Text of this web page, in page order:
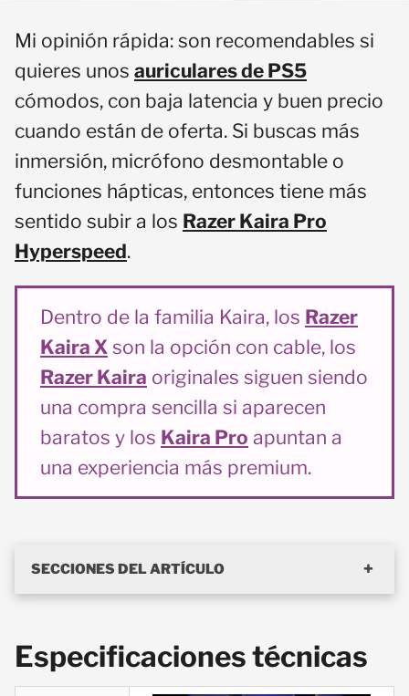
Mi opinión rápida: son recomendables si
quieres unos auriculares de PS5
cómodos, con baja latencia y buen precio
cuando están de oferta. Si buscas más
inmersión, micrófono desmontable o
funciones hápticas, entonces tiene más
sentido subir a los Razer Kaira Pro
Hyperspeed.
Dentro de la familia Kaira, los Razer
Kaira X son la opción con cable, los
Razer Kaira originales siguen siendo
una compra sencilla si aparecen
baratos y los Kaira Pro apuntan a
una experiencia más premium.
SECCIONES DEL ARTÍCULO
Especificaciones técnicas